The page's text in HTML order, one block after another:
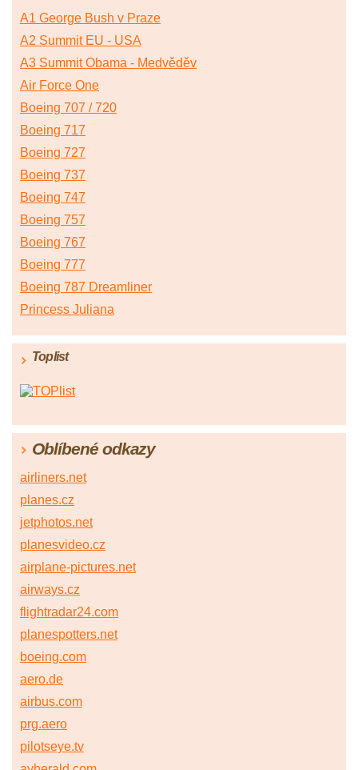
A1 George Bush v Praze
A2 Summit EU - USA
A3 Summit Obama - Medvěděv
Air Force One
Boeing 707 / 720
Boeing 717
Boeing 727
Boeing 737
Boeing 747
Boeing 757
Boeing 767
Boeing 777
Boeing 787 Dreamliner
Princess Juliana
Toplist
Oblíbené odkazy
airliners.net
planes.cz
jetphotos.net
planesvideo.cz
airplane-pictures.net
airways.cz
flightradar24.com
planespotters.net
boeing.com
aero.de
airbus.com
prg.aero
pilotseye.tv